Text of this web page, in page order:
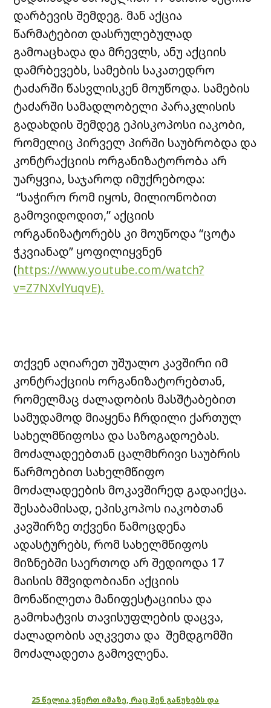
დარბევის შემდეგ. მან აქცია
წარმატებით დასრულებულად
გამოაცხადა და მრევლს, ანუ აქციის
დამრბევებს, სამების საკათედრო
ტაძარში წასვლისკენ მოუწოდა. სამების
ტაძარში სამადლობელი პარაკლისის
გადახდის შემდეგ ეპისკოპოსი იაკობი,
რომელიც პირველ პირში საუბრობდა და
კონტრაქციის ორგანიზატორობა არ
უარყვია, საჯაროდ იმუქრებოდა:
“საჭირო რომ იყოს, მილიონობით
გამოვიდოდით,” აქციის
ორგანიზატორებს კი მოუწოდა “ცოტა
ჭკვიანად” ყოფილიყვნენ
(https://www.youtube.com/watch?
v=Z7NXvlYuqvE).
თქვენ აღიარეთ უშუალო კავშირი იმ
კონტრაქციის ორგანიზატორებთან,
რომელმაც ძალადობის მასშტაბებით
სამუდამოდ მიაყენა ჩრდილი ქართულ
სახელმწიფოსა და საზოგადოებას.
მოძალადეებთან ცალმხრივი საუბრის
წარმოებით სახელმწიფო
მოძალადეების მოკავშირედ გადაიქცა.
შესაბამისად, ეპისკოპოს იაკობთან
კავშირზე თქვენი წამოცდენა
ადასტურებს, რომ სახელმწიფოს
მიზნებში საერთოდ არ შედიოდა 17
მაისის მშვიდობიანი აქციის
მონაწილეთა მანიფესტაციისა და
გამოხატვის თავისუფლების დაცვა,
ძალადობის აღკვეთა და შემდგომში
მოძალადეთა გამოვლენა.
25 წელია ვწერთ იმაზე, რაც შენ გაწუხებს და